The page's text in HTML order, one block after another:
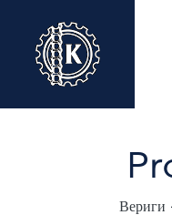
Take a virtual tour of
Вериги